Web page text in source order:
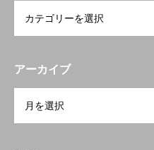
アーカイブ